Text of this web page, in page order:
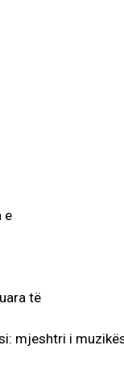
e
të
mjeshtri i